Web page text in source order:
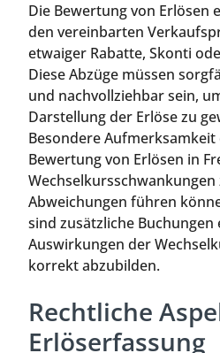
Die Bewertung von Erlösen
den vereinbarten
etwaiger Rabatte, Skonti
Diese Abzüge müssen
und nachvollziehbar sein,
Darstellung der Erlöse zu
Besondere
Bewertung von Erlösen in
Abweichungen führen
sind zusätzliche
Auswirkungen der
korrekt abzubilden.
Rechtliche
Erlöserfassung